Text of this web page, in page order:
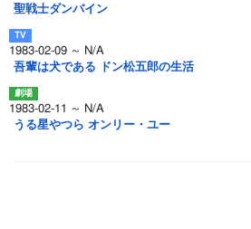
聖戦士ダンバイン
1983-02-09 ～ N/A
吾輩は犬である ドン松五郎の生活
1983-02-11 ～ N/A
うる星やつら オンリー・ユー